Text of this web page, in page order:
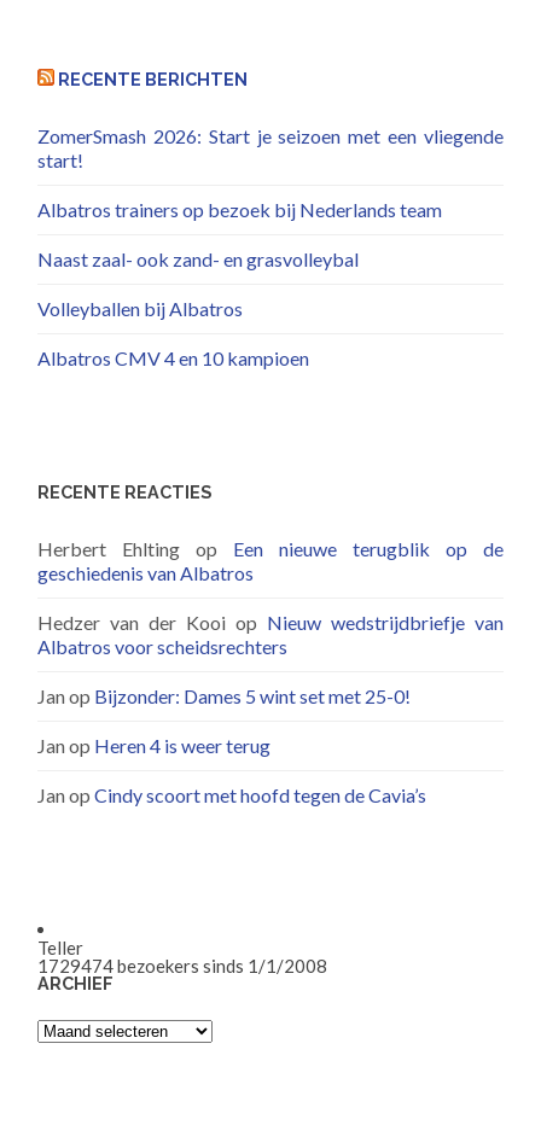
RECENTE BERICHTEN
ZomerSmash 2026: Start je seizoen met een vliegende
start!
Albatros trainers op bezoek bij Nederlands team
Naast zaal- ook zand- en grasvolleybal
Volleyballen bij Albatros
Albatros CMV 4 en 10 kampioen
RECENTE REACTIES
Herbert Ehlting op Een nieuwe terugblik op de
geschiedenis van Albatros
Hedzer van der Kooi op Nieuw wedstrijdbriefje van
Albatros voor scheidsrechters
Janop Bijzonder: Dames 5 wint set met 25-0!
Janop Heren 4 is weer terug
JanopCindy scoort met hoofd tegen de Cavia’s
Teller
1729474bezoekers sinds 1/1/2008
ARCHIEF
Archief